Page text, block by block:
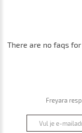
There are no faqs
Freyara